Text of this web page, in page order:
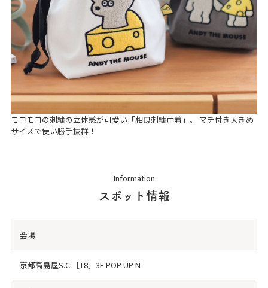
モコモコの刺繍の立体感が可愛い「相良刺繍巾着」。 マチ付き大きめ
サイズで使い勝手抜群！
Information
スポット情報
会場
京都高島屋S.C.［T8］3F POP UP-N